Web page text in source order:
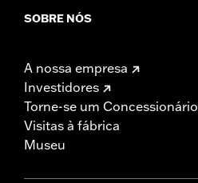
SOBRE NÓS
A nossa empresa
Investidores
Torne-se um Concessionário
Visitas à fábrica
Museu